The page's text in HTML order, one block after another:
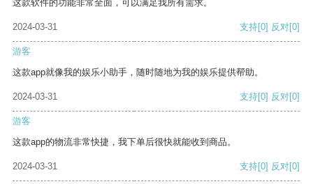
这款软件的功能非常全面，可以满足我所有需求。
2024-03-31 支持[0] 反对[0]
游客
这款app就像我的娱乐小助手，随时随地为我的娱乐提供帮助。
2024-03-31 支持[0] 反对[0]
游客
这款app的物流非常快捷，我下单后很快就能收到商品。
2024-03-31 支持[0] 反对[0]